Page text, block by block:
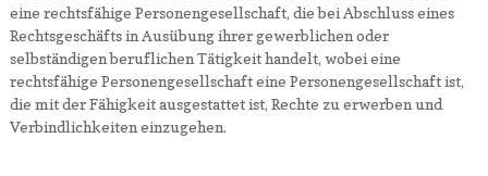
eine rechtsfähige Personengesellschaft, die bei Abschluss eines
Rechtsgeschäfts in Ausübung ihrer gewerblichen oder
selbständigen beruflichen Tätigkeit handelt, wobei eine
rechtsfähige Personengesellschaft eine Personengesellschaft ist,
die mit der Fähigkeit ausgestattet ist, Rechte zu erwerben und
Verbindlichkeiten einzugehen.